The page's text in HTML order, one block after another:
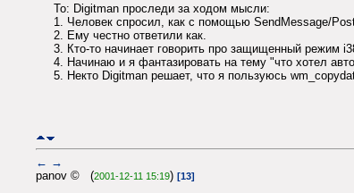
To: Digitman проследи за ходом мысли:
1. Человек спросил, как с помощью SendMessage/
2. Ему честно ответили как.
3. Кто-то начинает говорить про защищенный режим
4. Начинаю и я фантазировать на тему "что хотел
5. Некто Digitman решает, что я пользуюсь
← →
panov © (2001-12-11 15:19) [13]